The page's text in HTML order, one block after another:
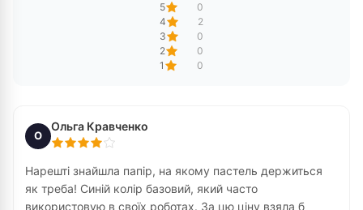
5
0
4
2
3
0
2
0
1
0
О
Ольга Кравченко
Нарешті знайшла папір, на якому пастель держиться
як треба! Синій колір базовий, який часто
використовую в своїх роботах. За цю ціну взяла б